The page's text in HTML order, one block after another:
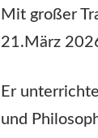
Mit großer
21.März
Er
und